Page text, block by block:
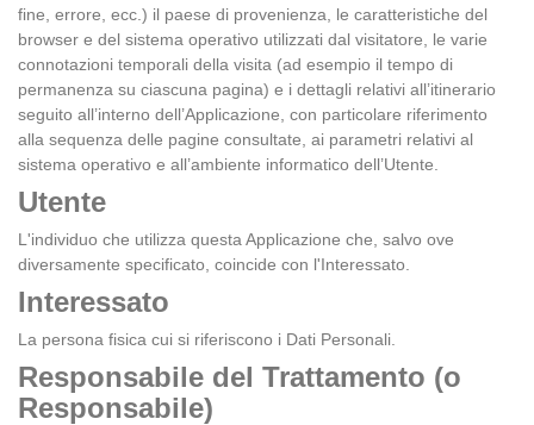
fine, errore, ecc.) il paese di provenienza, le caratteristiche del
browser e del sistema operativo utilizzati dal visitatore, le varie
connotazioni temporali della visita (ad esempio il tempo di
permanenza su ciascuna pagina) e i dettagli relativi all’itinerario
seguito all’interno dell’Applicazione, con particolare riferimento
alla sequenza delle pagine consultate, ai parametri relativi al
sistema operativo e all’ambiente informatico dell’Utente.
Utente
L'individuo che utilizza questa Applicazione che, salvo ove
diversamente specificato, coincide con l'Interessato.
Interessato
La persona fisica cui si riferiscono i Dati Personali.
Responsabile del Trattamento (o
Responsabile)